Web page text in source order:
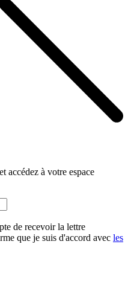
accédez à votre espace
de recevoir la lettre
que je suis d'accord avec les